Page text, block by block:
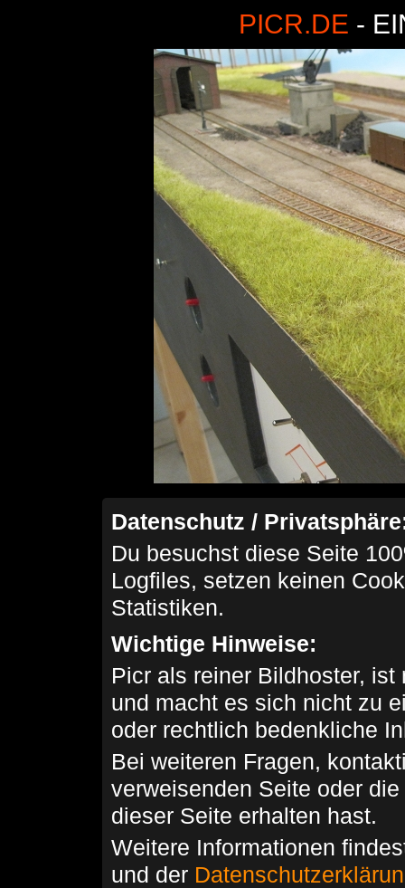
PICR.DE -
Datenschutz /
Du besuchst diese Seite
Logfiles, setzen keinen
Statistiken.
Wichtige Hinweise:
Picr als reiner Bildhoster,
und macht es sich nicht zu
oder rechtlich bedenkliche
Bei weiteren Fragen,
verweisenden Seite oder
dieser Seite erhalten hast.
Weitere Informationen
und der